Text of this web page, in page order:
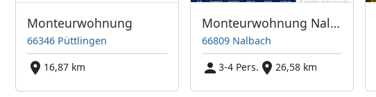
Monteurwohnung
66346 Püttlingen
16,87 km
Monteurwohnung Nalbach
66809 Nalbach
3-4 Pers.
26,58 km